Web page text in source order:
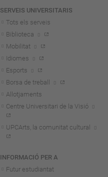
SERVEIS UNIVERSITARIS
Tots els serveis
Biblioteca
Mobilitat
Idiomes
Esports
Borsa de treball
Allotjaments
Centre Universitari de la Visió
UPCArts, la comunitat cultural
INFORMACIÓ PER A
Futur estudiantat